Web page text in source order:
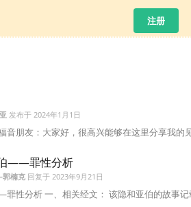
注册
发布于 2024年1月1日
音朋友：大家好，很高兴能够在这里分享我的
——罪性分析
楠克 回复于2023年9月21日
性分析 一、相关经文： 该隐和亚伯的故事记